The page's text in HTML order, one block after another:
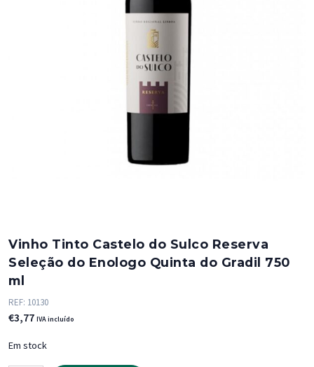
Vinho Tinto Castelo do Sulco Reserva
Seleção do Enologo Quinta do Gradil 750
ml
REF: 10130
€3,77 IVA incluído
Em stock